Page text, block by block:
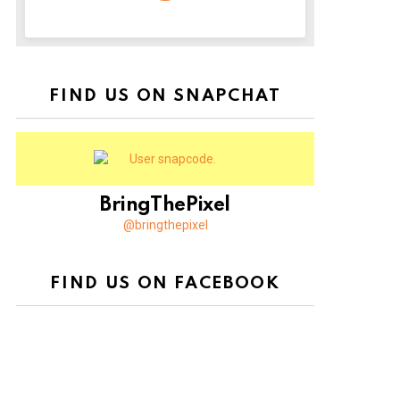
FIND US ON SNAPCHAT
BringThePixel
@bringthepixel
FIND US ON FACEBOOK